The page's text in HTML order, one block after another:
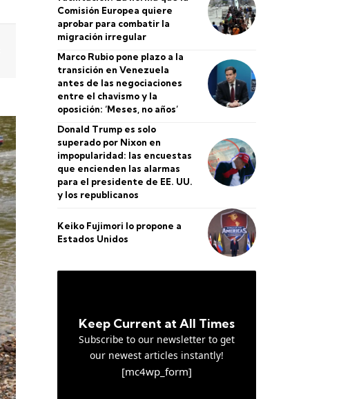
Comisión Europea quiere
aprobar para combatir la
migración irregular
Marco Rubio pone plazo a la
transición en Venezuela
antes de las negociaciones
entre el chavismo y la
oposición: ‘Meses, no años’
Donald Trump es solo
superado por Nixon en
impopularidad: las encuestas
que encienden las alarmas
para el presidente de EE. UU.
y los republicanos
Keiko Fujimori lo propone a
Estados Unidos
Keep Current at All Times
Subscribe to our newsletter to get
our newest articles instantly!
[mc4wp_form]